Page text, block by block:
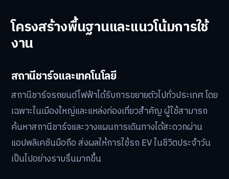
โครงสร้างพื้นฐานและแนวโน้มการใช้
งาน
สถานีชาร์จและเทคโนโลยี
สถานีชาร์จรถยนต์ไฟฟ้าได้รับการขยายตัวไปทั่วประเทศ โดย
เฉพาะในเมืองใหญ่และแหล่งท่องเที่ยวสำคัญ ผู้ใช้สามารถ
ค้นหาสถานีชาร์จและวางแผนการเดินทางได้สะดวกผ่าน
แอปพลิเคชันมือถือ ส่งผลให้การใช้รถ EV ในชีวิตประจำวัน
เป็นไปอย่างราบรื่นมากขึ้น